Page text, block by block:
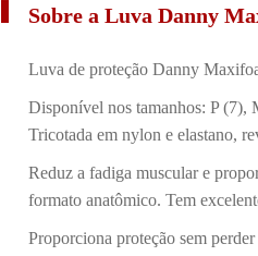
Sobre a Luva Danny
Luva de proteção Danny
Disponível nos tamanhos: P
Tricotada em nylon e elastano,
Reduz a fadiga muscular e
formato anatômico. Tem
Proporciona proteção sem